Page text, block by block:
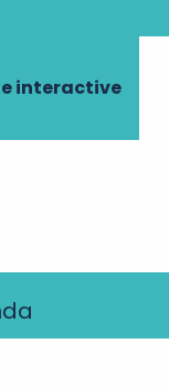
interactive